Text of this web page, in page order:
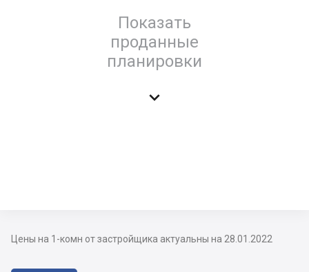
Показать
проданные
планировки

Цены на 1-комн от застройщика актуальны на 28.01.2022